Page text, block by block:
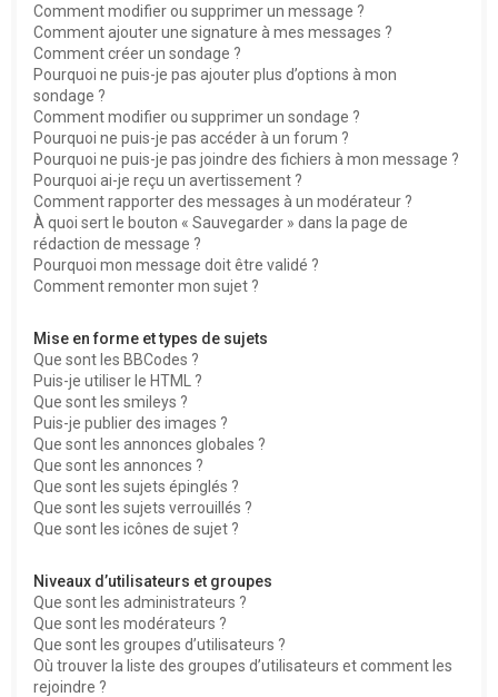
Comment modifier ou supprimer un message ?
Comment ajouter une signature à mes messages ?
Comment créer un sondage ?
Pourquoi ne puis-je pas ajouter plus d’options à mon
sondage ?
Comment modifier ou supprimer un sondage ?
Pourquoi ne puis-je pas accéder à un forum ?
Pourquoi ne puis-je pas joindre des fichiers à mon message ?
Pourquoi ai-je reçu un avertissement ?
Comment rapporter des messages à un modérateur ?
À quoi sert le bouton « Sauvegarder » dans la page de
rédaction de message ?
Pourquoi mon message doit être validé ?
Comment remonter mon sujet ?
Mise en forme et types de sujets
Que sont les BBCodes ?
Puis-je utiliser le HTML ?
Que sont les smileys ?
Puis-je publier des images ?
Que sont les annonces globales ?
Que sont les annonces ?
Que sont les sujets épinglés ?
Que sont les sujets verrouillés ?
Que sont les icônes de sujet ?
Niveaux d’utilisateurs et groupes
Que sont les administrateurs ?
Que sont les modérateurs ?
Que sont les groupes d’utilisateurs ?
Où trouver la liste des groupes d’utilisateurs et comment les
rejoindre ?